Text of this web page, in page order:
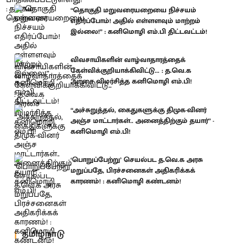
“தொகுதி மறுவரையறையை நிச்சயம்
எதிர்ப்போம்! அதில் எள்ளளவும் மாற்றம்
இல்லை!” : கனிமொழி எம்.பி திட்டவட்டம்!
விவசாயிகளின் வாழ்வாதாரத்தைக்
கேள்விக்குறியாக்கிவிட்டு... : த.வெ.க
அரசை விமர்சித்த கனிமொழி எம்.பி!
“அச்சுறுத்தல், கைதுகளுக்கு திமுக-வினர்
அஞ்ச மாட்டார்கள்.. அனைத்திற்கும் தயார்” -
கனிமொழி எம்.பி!
‘பொறுப்பேற்று’ செயல்பட த.வெ.க அரசு
மறுப்பதே, பிரச்சனைகள் அதிகரிக்கக்
காரணம்! : கனிமொழி கண்டனம்!
தமிழ்நாடு